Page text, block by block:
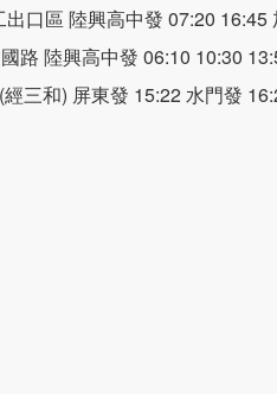
出口區 陸興高中發 07:20
路 陸興高中發 06:10 10:30
經三和) 屏東發 15:22 水門發